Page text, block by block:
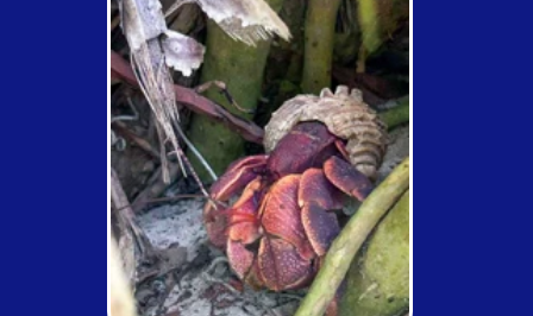
südwestlichen Pazifik.
Land Hermit Crab
Liebesleben der Landeinsiedlerkrebse